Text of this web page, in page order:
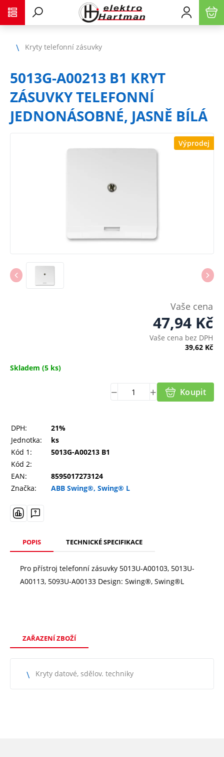
Kryty telefonní zásuvky
5013G-A00213 B1 KRYT
ZÁSUVKY TELEFONNÍ
JEDNONÁSOBNÉ, JASNĚ BÍLÁ
Vaše cena
47,94 Kč
Vaše cena bez DPH
39,62 Kč
Skladem (5 ks)
Koupit
DPH:
21%
Jednotka:
ks
Kód 1:
5013G-A00213 B1
Kód 2:
EAN:
8595017273124
Značka:
ABB Swing®, Swing® L
Výprodej
POPIS TECHNICKÉ SPECIFIKACE
Pro přístroj telefonní zásuvky 5013U-A00103, 5013U-
A00113, 5093U-A00133 Design: Swing®, Swing®L
ZAŘAZENÍ ZBOŽÍ
Kryty datové, sdělov. techniky